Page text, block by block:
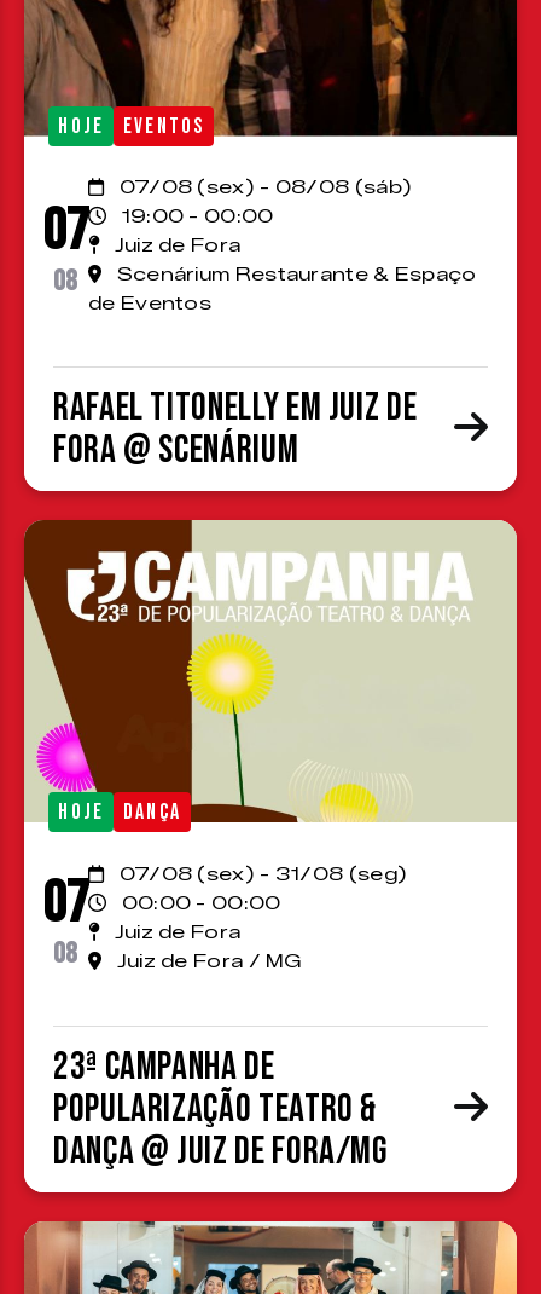
HOJE EVENTOS
07
08
07/08 (sex) - 08/08 (sáb)
19:00 - 00:00
Juiz de Fora
Scenárium Restaurante & Espaço
de Eventos
Rafael Titonelly em Juiz de
Fora @ Scenárium
HOJE DANÇA
07
08
07/08 (sex) - 31/08 (seg)
00:00 - 00:00
Juiz de Fora
Juiz de Fora / MG
23ª Campanha de
Popularização Teatro &
Dança @ Juiz de Fora/MG